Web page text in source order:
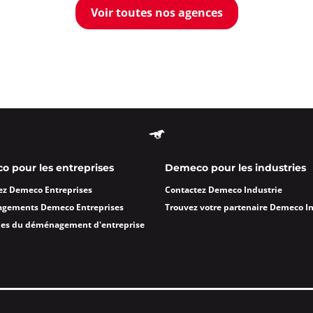
FERLAY JANIN
Venissieux
Voir toutes nos agences
pour les entreprises
Demeco Entreprises
Demeco Entreprises
du déménagement d'entreprise
Demeco pour les industries
Contactez Demeco Industrie
Trouvez votre partenaire Demeco